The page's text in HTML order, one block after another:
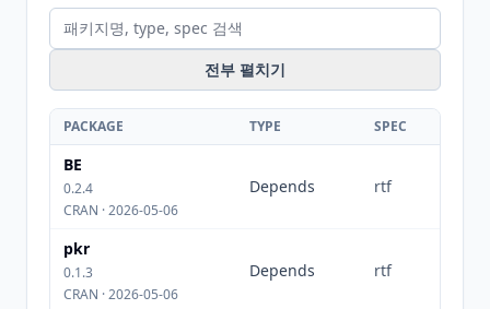
전부 펼치기
PACKAGE TYPE SPEC
BE
0.2.4
CRAN · 2026-05-06
Depends rtf
pkr
0.1.3
CRAN · 2026-05-06
Depends rtf